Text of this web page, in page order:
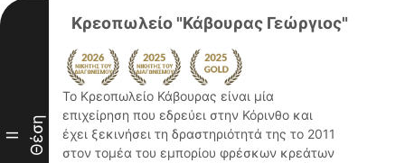
II Θέση
Κρεοπωλείο "Κάβουρας Γεώργιος"
Το Κρεοπωλείο Κάβουρας είναι μία
επιχείρηση που εδρεύει στην Κόρινθο και
έχει ξεκινήσει τη δραστηριότητά της το 2011
στον τομέα του εμπορίου φρέσκων κρεάτων